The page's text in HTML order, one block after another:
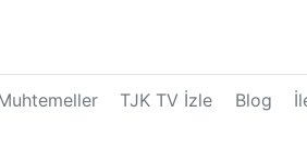
TJK TV İzle Blog